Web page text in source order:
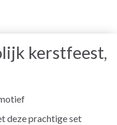
kerstfeest,
deze prachtige set